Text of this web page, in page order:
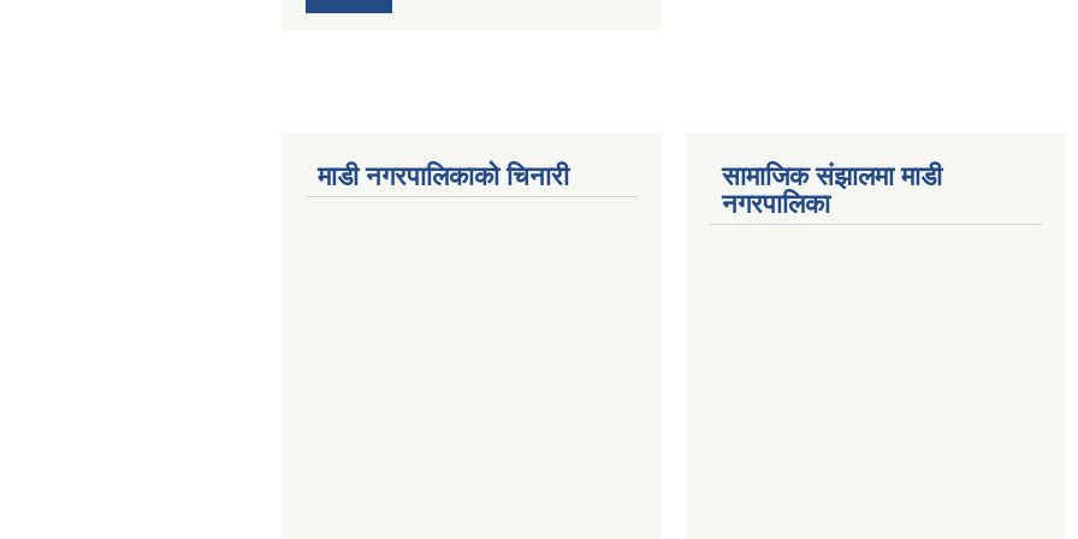
माडी नगरपालिकाको चिनारी
सामाजिक संझालमा माडी
नगरपालिका